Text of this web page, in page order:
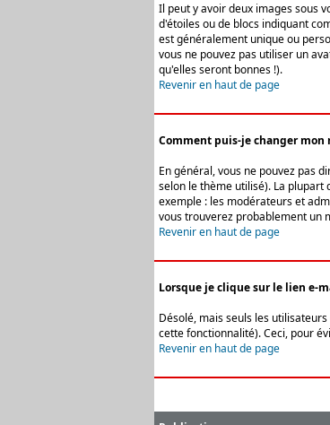
Il peut y avoir deux images sous
d'étoiles ou de blocs indiquant
est généralement unique ou
vous ne pouvez pas utiliser un
qu'elles seront bonnes !).
Revenir en haut de page
Comment puis-je changer mon
En général, vous ne pouvez pas
selon le thème utilisé). La
exemple : les modérateurs et
vous trouverez probablement un
Revenir en haut de page
Lorsque je clique sur le lien e-
Désolé, mais seuls les
cette fonctionnalité). Ceci, pour
Revenir en haut de page